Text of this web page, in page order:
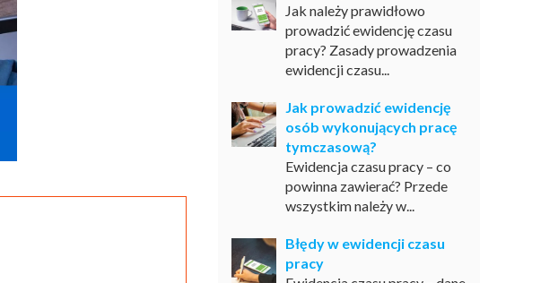
Jak należy prawidłowo
prowadzić ewidencję czasu
pracy? Zasady prowadzenia
ewidencji czasu...
Jak prowadzić ewidencję
osób wykonujących pracę
tymczasową?
Ewidencja czasu pracy – co
powinna zawierać? Przede
wszystkim należy w...
Błędy w ewidencji czasu
pracy